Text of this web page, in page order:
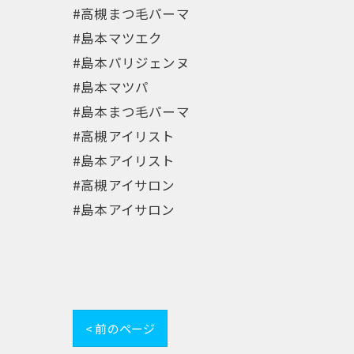
#高槻まつ毛パーマ
#島本マツエク
#島本パリジェンヌ
#島本マツパ
#島本まつ毛パーマ
#高槻アイリスト
#島本アイリスト
#高槻アイサロン
#島本アイサロン
< 前のページ